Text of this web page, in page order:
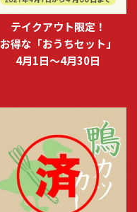
テイクアウト限定！
お得な「おうちセット」
4月1日～4月30日